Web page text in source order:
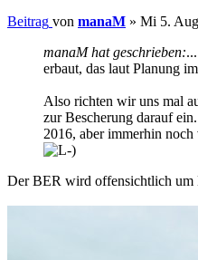
Beitrag von manaM » Mi 5.
manaM hat geschrieben:
erbaut, das laut Planung
Also richten wir uns mal
zur Bescherung darauf
2016, aber immerhin
Der BER wird offensichtlich um